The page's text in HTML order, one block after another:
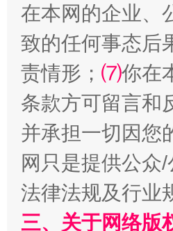
漫山遍野的桃花与雪山、麦地、
在本网的企业、
致的任何事态后
责情形； ⑺你在
条款方可留言和
并承担一切因您
网只是提供公众
法律法规及行业
三、关于网络版